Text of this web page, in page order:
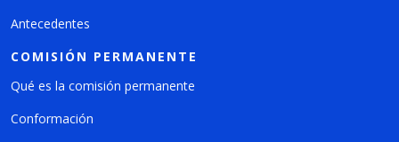
Antecedentes
COMISIÓN PERMANENTE
Qué es la comisión permanente
Conformación